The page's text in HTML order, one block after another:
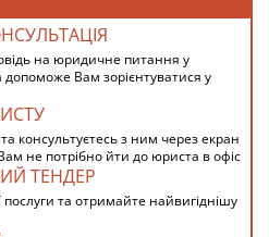
на юридичне питання у
Вам зорієнтуватися у
консультуєтесь з ним через екран
не потрібно йти до юриста в офіс
ТЕНДЕР
та отримайте найвигіднішу